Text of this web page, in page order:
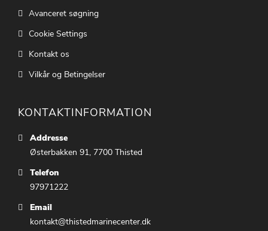
Avanceret søgning
Cookie Settings
Kontakt os
Vilkår og Betingelser
KONTAKTINFORMATION
Addresse
Østerbakken 91, 7700 Thisted
Telefon
97971222
Email
kontakt@thistedmarinecenter.dk